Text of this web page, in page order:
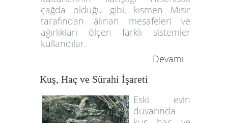
çağda olduğu gibi, kısmen Mısır
tarafından alınan mesafeleri ve
ağırlıkları ölçen farklı sistemler
kullandılar.
Devamı
Kuş, Haç ve Sürahi İşareti
Eski evin
duvarında